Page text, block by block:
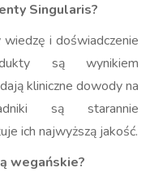
Singularis?
wiedzę i doświadczenie
są wynikiem
kliniczne dowody na
są starannie
ich najwyższą jakość.
wegańskie?